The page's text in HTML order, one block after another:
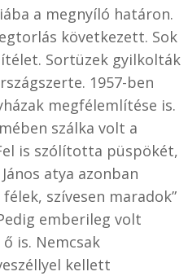
a megnyíló határon.
következett. Sok
Sortüzek gyilkolták
1957-ben
megfélemlítése is.
szálka volt a
is szólította püspökét,
atya azonban
szívesen maradok”
emberileg volt
is. Nemcsak
kellett